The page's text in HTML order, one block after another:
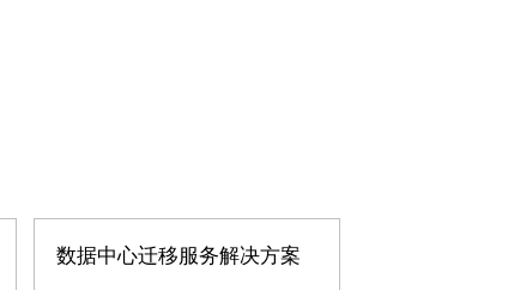
数据中心迁移服务解决方案